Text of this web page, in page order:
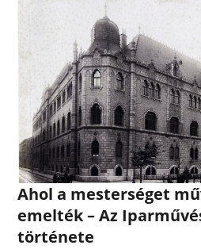
Ahol a mesterséget
emelték – Az
története